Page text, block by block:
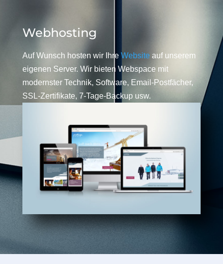
Webhosting
Auf Wunsch hosten wir Ihre Website auf unserem
eigenen Server. Wir bieten Webspace mit
modernster Technik, Software, Email-Postfächer,
SSL-Zertifikate, 7-Tage-Backup usw.